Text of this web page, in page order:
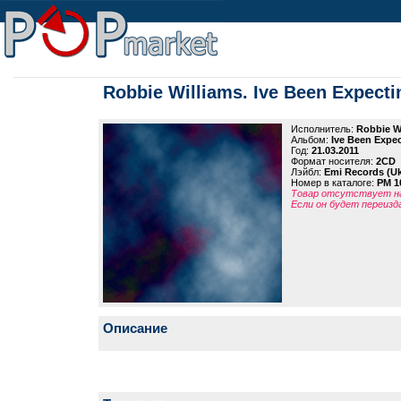
Robbie Williams. Ive Been
Исполнитель: Robbie
Альбом: Ive Been
Год: 21.03.2011
Формат носителя: 2CD
Лэйбл: Emi Records
Номер в каталоге: PM
Товар отсутствует
Если он будет
Описание